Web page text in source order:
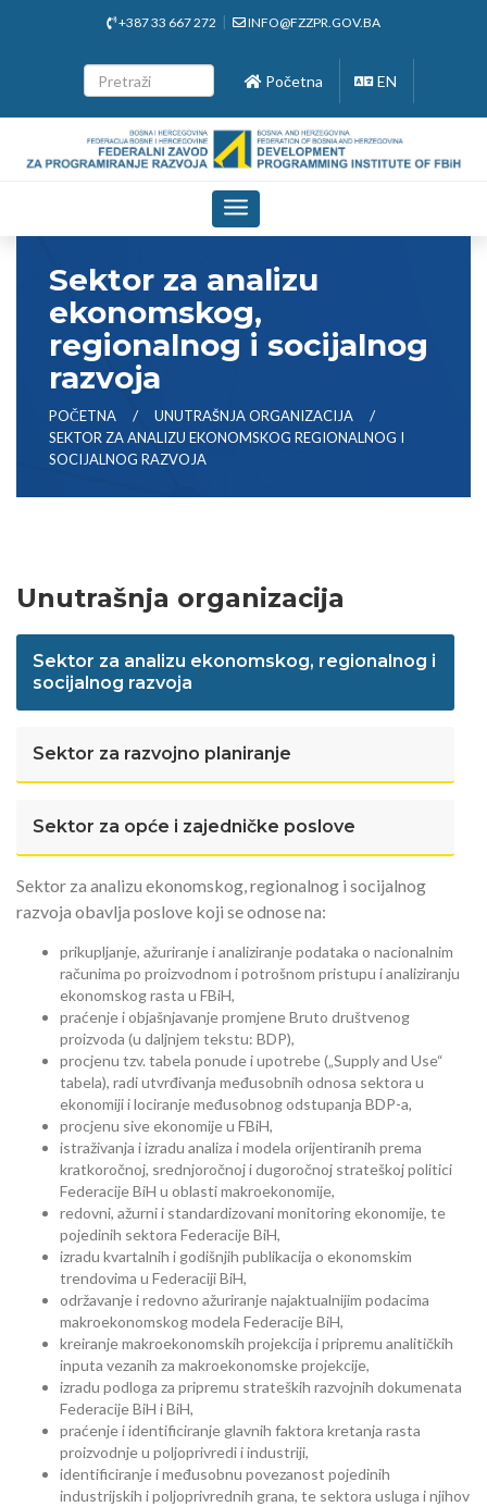
+387 33 667 272 INFO@FZZPR.GOV.BA
Početna EN
Toggle
navigation
Sektor za analizu
ekonomskog,
regionalnog i socijalnog
razvoja
POČETNA
UNUTRAŠNJA ORGANIZACIJA
SEKTOR ZA ANALIZU EKONOMSKOG REGIONALNOG I
SOCIJALNOG RAZVOJA
Unutrašnja organizacija
Sektor za analizu ekonomskog, regionalnog i
socijalnog razvoja
Sektor za razvojno planiranje
Sektor za opće i zajedničke poslove
Sektor za analizu ekonomskog, regionalnog i socijalnog
razvoja obavlja poslove koji se odnose na:
prikupljanje, ažuriranje i analiziranje podataka o nacionalnim
računima po proizvodnom i potrošnom pristupu i analiziranju
ekonomskog rasta u FBiH,
praćenje i objašnjavanje promjene Bruto društvenog
proizvoda (u daljnjem tekstu: BDP),
procjenu tzv. tabela ponude i upotrebe („Supply and Use“
tabela), radi utvrđivanja međusobnih odnosa sektora u
ekonomiji i lociranje međusobnog odstupanja BDP-a,
procjenu sive ekonomije u FBiH,
istraživanja i izradu analiza i modela orijentiranih prema
kratkoročnoj, srednjoročnoj i dugoročnoj strateškoj politici
Federacije BiH u oblasti makroekonomije,
redovni, ažurni i standardizovani monitoring ekonomije, te
pojedinih sektora Federacije BiH,
izradu kvartalnih i godišnjih publikacija o ekonomskim
trendovima u Federaciji BiH,
održavanje i redovno ažuriranje najaktualnijim podacima
makroekonomskog modela Federacije BiH,
kreiranje makroekonomskih projekcija i pripremu analitičkih
inputa vezanih za makroekonomske projekcije,
izradu podloga za pripremu strateških razvojnih dokumenata
Federacije BiH i BiH,
praćenje i identificiranje glavnih faktora kretanja rasta
proizvodnje u poljoprivredi i industriji,
identificiranje i međusobnu povezanost pojedinih
industrijskih i poljoprivrednih grana, te sektora usluga i njihov